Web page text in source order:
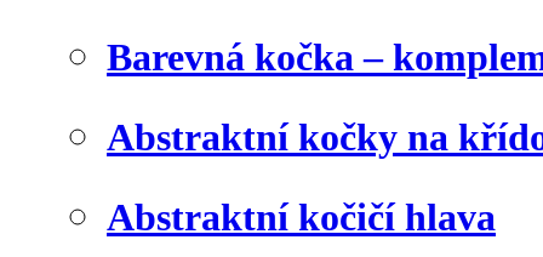
Barevná kočka –
Abstraktní kočky na
Abstraktní kočičí hlava